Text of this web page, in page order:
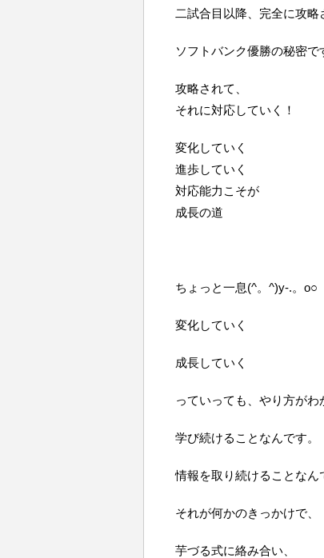
二試合目以降、完全に攻略
ソフトバンク優勝の秘密で
攻略されて、
それに対応していく！
変化していく
進歩していく
対応能力こそが
成長の道
ちょっと一息(^。^)y-.。o○
変化していく
成長していく
っていっても、やり方がわ
学び続けることなんです。
情報を取り続けることなん
それが何かのきっかけで、
芋づる式に絡み合い、